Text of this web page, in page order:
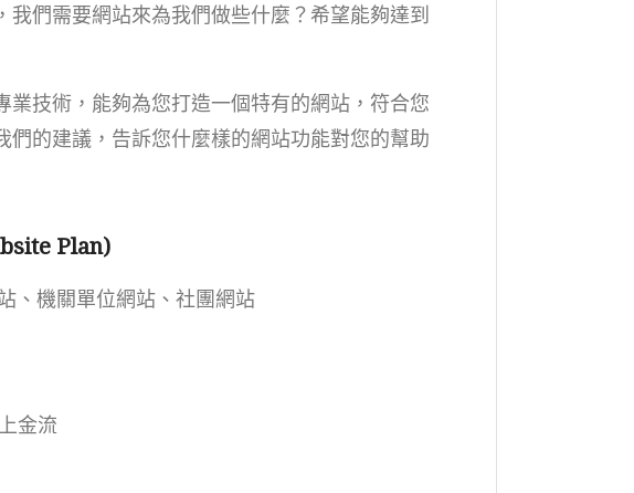
們需要網站來為我們做些什麼？希望能夠達到
技術，能夠為您打造一個特有的網站，符合您
們的建議，告訴您什麼樣的網站功能對您的幫助
Plan)
、機關單位網站、社團網站
金流